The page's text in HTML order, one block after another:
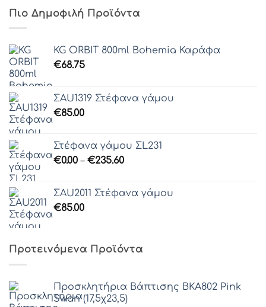
Πιο Δημοφιλή Προϊόντα
KG ORBIT 800ml Bohemia Καράφα
€68.75
ΣAU1319 Στέφανα γάμου
€85.00
Στέφανα γάμου ΣL231
€0.00 – €235.60Price
through
ΣAU2011 Στέφανα γάμου
€85.00
Προτεινόμενα Προϊόντα
Προσκλητήρια Βάπτισης ΒΚΑ802 Pink
Swan (17,5χ23,5)